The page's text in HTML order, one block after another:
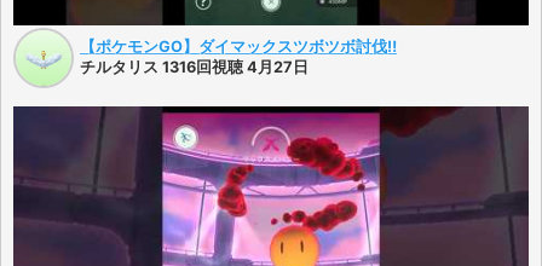
【ポケモンGO】ダイマックスツボツボ討伐‼️
チルタリス 1316回視聴 4月27日